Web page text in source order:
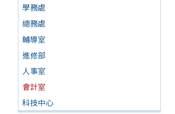
學務處
總務處
輔導室
進修部
人事室
會計室
科技中心